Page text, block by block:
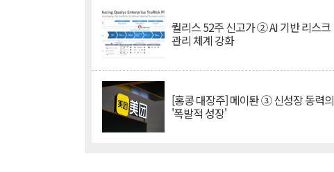
퀄리스 52주 신고가 ② AI 기반 리스크
관리 체계 강화
[홍콩 대장주] 메이퇀 ③ 신성장 동력의
'폭발적 성장'